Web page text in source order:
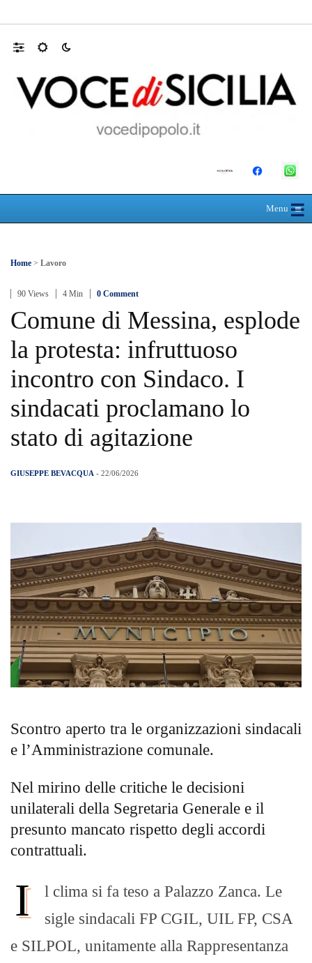
Menu≡
☰
Home > Lavoro
90 Views 4 Min 0 Comment
Comune di Messina, esplode
la protesta: infruttuoso
incontro con Sindaco. I
sindacati proclamano lo
stato di agitazione
GIUSEPPE BEVACQUA - 22/06/2026
Scontro aperto tra le organizzazioni sindacali
e l’Amministrazione comunale.
Nel mirino delle critiche le decisioni
unilaterali della Segretaria Generale e il
presunto mancato rispetto degli accordi
contrattuali.​
I
l clima si fa teso a Palazzo Zanca. Le
sigle sindacali FP CGIL, UIL FP, CSA
e SILPOL, unitamente alla Rappresentanza